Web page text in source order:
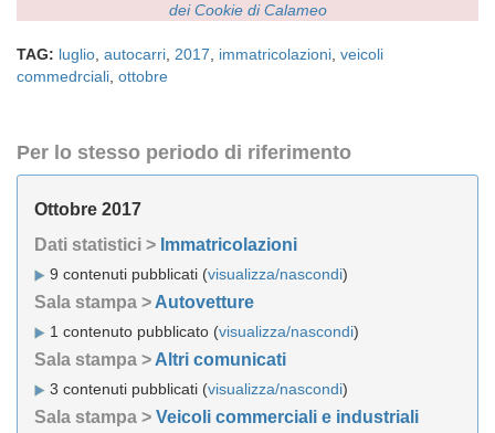
dei Cookie di Calameo
TAG: luglio autocarri 2017 immatricolazioni veicoli
commedrciali ottobre
Per lo stesso periodo di riferimento
Ottobre 2017
Dati statistici > Immatricolazioni
9 contenuti pubblicati (visualizza/nascondi)
Sala stampa > Autovetture
1 contenuto pubblicato (visualizza/nascondi)
Sala stampa > Altri comunicati
3 contenuti pubblicati (visualizza/nascondi)
Sala stampa > Veicoli commerciali e industriali